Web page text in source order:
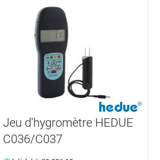
Jeu d'hygromètre HEDUE
C036/C037